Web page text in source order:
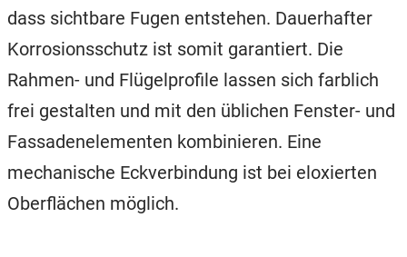
dass sichtbare Fugen entstehen. Dauerhafter
Korrosionsschutz ist somit garantiert. Die
Rahmen- und Flügelprofile lassen sich farblich
frei gestalten und mit den üblichen Fenster- und
Fassadenelementen kombinieren. Eine
mechanische Eckverbindung ist bei eloxierten
Oberflächen möglich.